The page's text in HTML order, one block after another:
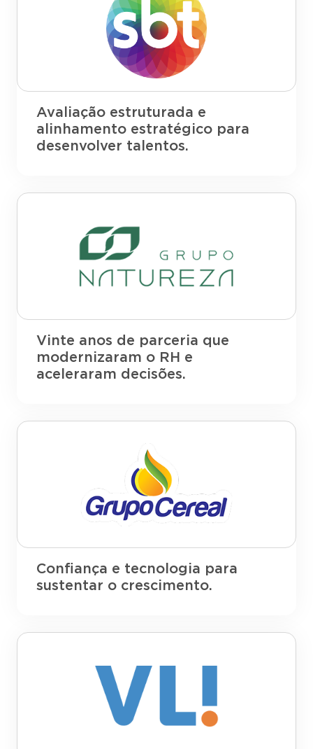
Avaliação estruturada e
alinhamento estratégico para
desenvolver talentos.
Vinte anos de parceria que
modernizaram o RH e
aceleraram decisões.
Confiança e tecnologia para
sustentar o crescimento.